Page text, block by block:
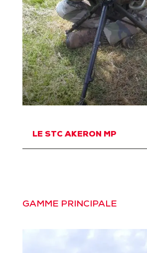
LE STC AKERON MP
GAMME PRINCIPALE